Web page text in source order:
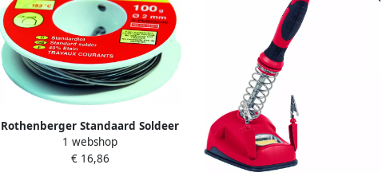
Rothenberger Standaard Soldeer
2mm 70g 1000002354
1 webshop
€ 16,86